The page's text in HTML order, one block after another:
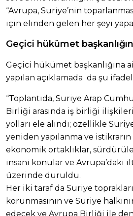
“Avrupa, Suriye’nin
için elinden gelen her şeyi
Geçici hükümet
Geçici hükümet başkanlığına
yapılan açıklamada da şu
“Toplantıda, Suriye Arap
Birliği arasında iş birliği
yolları ele alındı; özellikle
yeniden yapılanma ve istikrarın
ekonomik ortaklıklar,
insani konular ve Avrupa’daki
üzerinde duruldu.
Her iki taraf da Suriye
korunmasının ve Suriye
edecek ve Avrupa Birliği ile